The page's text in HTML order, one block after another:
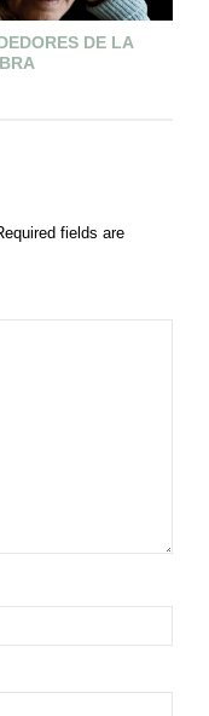
DE LA
fields are